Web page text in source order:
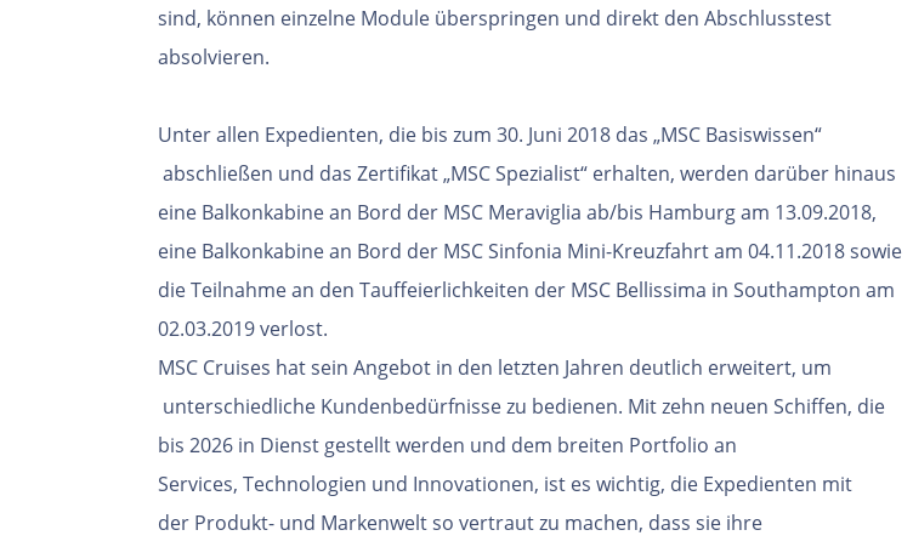
sind, können einzelne Module überspringen und direkt den Abschlusstest
absolvieren.
Unter allen Expedienten, die bis zum 30. Juni 2018 das „MSC Basiswissen“
abschließen und das Zertifikat „MSC Spezialist“ erhalten, werden darüber hinaus
eine Balkonkabine an Bord der MSC Meraviglia ab/bis Hamburg am 13.09.2018,
eine Balkonkabine an Bord der MSC Sinfonia Mini-Kreuzfahrtam 04.11.2018 sowie
die Teilnahme an den Tauffeierlichkeiten der MSC Bellissima in Southampton am
02.03.2019 verlost.
MSC Cruises hat sein Angebot in den letzten Jahren deutlich erweitert, um
unterschiedliche Kundenbedürfnisse zu bedienen. Mit zehn neuen Schiffen, die
bis 2026 in Dienst gestellt werden und dem breiten Portfolio an
Services, Technologien und Innovationen, ist es wichtig, die Expedienten mit
der Produkt- und Markenwelt so vertraut zu machen, dass sie ihre